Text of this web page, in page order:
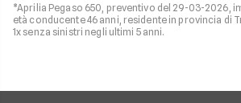
*Aprilia Pegaso 650, preventivo del 29-03-2026,
età conducente 46 anni, residente in provincia di
1x senza sinistri negli ultimi 5 anni.